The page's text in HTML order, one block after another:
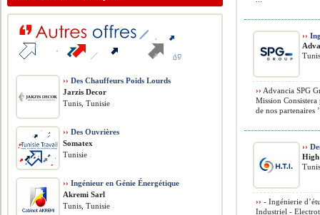
››
›› Advancia SPG
Mission
de nos partenaires
››
›› - Ingénierie
Industriel -
›› Des Chauffeurs Poids Lourds
Jarzis Decor
Tunis, Tunisie
›› Des Ouvrières
Somatex
Tunisie
›› Ingénieur en Génie Énergétique
Akremi Sarl
Tunis, Tunisie